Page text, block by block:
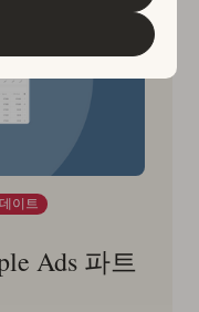
이트
Ads 파트